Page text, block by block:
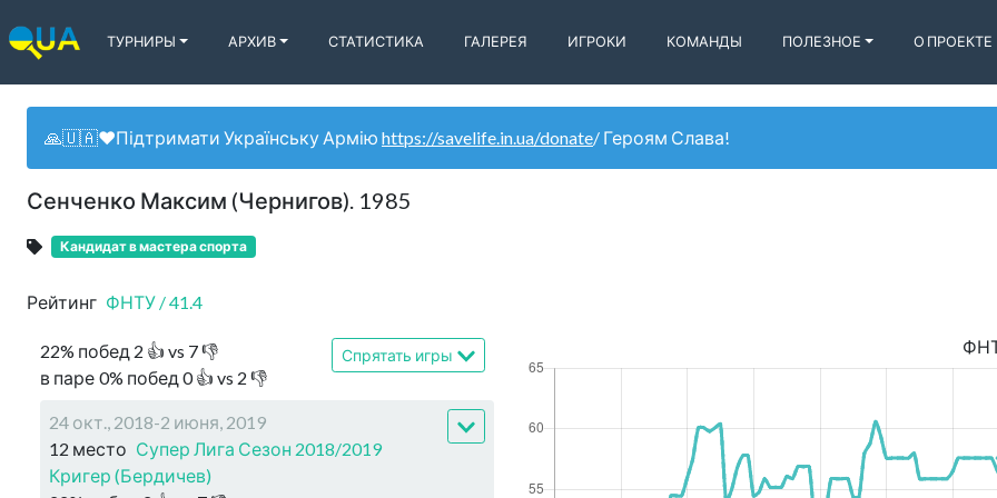
ТУРНИРЫ АРХИВ СТАТИСТИКА ГАЛЕРЕЯ ИГРОКИ КОМАНДЫ ПОЛЕЗНОЕ О ПРОЕКТЕ
🙏🇺🇦❤️Підтримати Українську Армію https://savelife.in.ua/donate/ Героям Слава!
Сенченко Максим (Чернигов). 1985
Кандидат в мастера спорта
Рейтинг ФНТУ /41.4
22% побед 2 👍 vs 7👎
в паре 0% побед 0👍 vs 2 👎
Спрятать игры
24 окт., 2018-2 июня, 2019
12 место Супер Лига Сезон 2018/2019
Кригер (Бердичев)